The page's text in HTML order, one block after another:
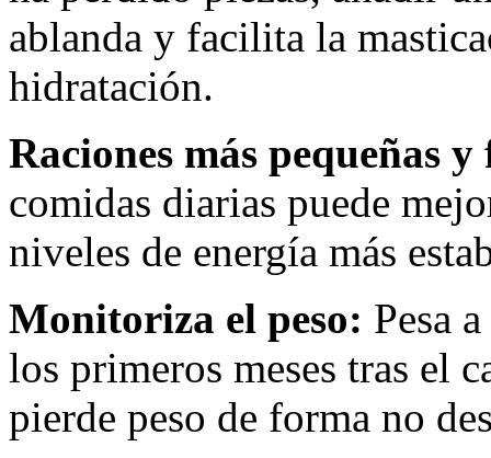
ablanda y facilita la
hidratación.
Raciones más pequeñas y
comidas diarias puede
niveles de energía más
Monitoriza el peso: Pesa
los primeros meses tras el
pierde peso de forma no